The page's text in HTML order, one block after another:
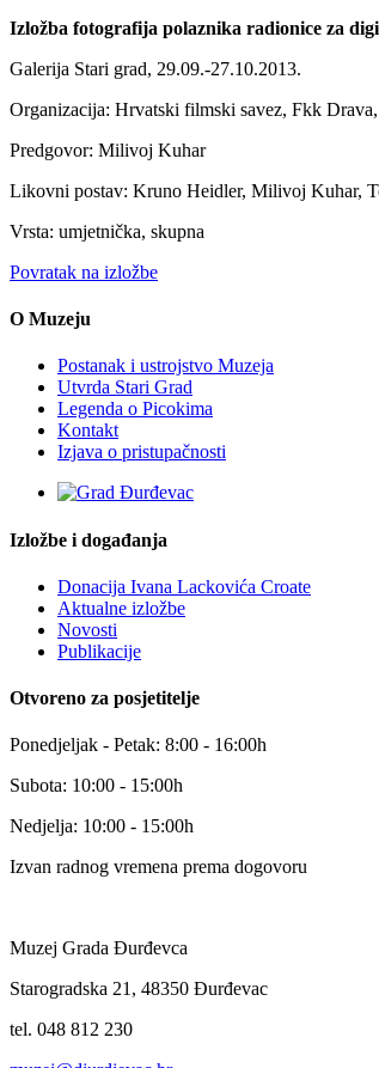
Izložba fotografija polaznika radionice za
Galerija Stari grad, 29.09.-27.10.2013.
Organizacija: Hrvatski filmski savez, Fkk
Predgovor: Milivoj Kuhar
Likovni postav: Kruno Heidler, Milivoj Kuhar,
Vrsta: umjetnička, skupna
Povratak na izložbe
O Muzeju
Postanak i ustrojstvo Muzeja
Utvrda Stari Grad
Legenda o Picokima
Kontakt
Izjava o pristupačnosti
Izložbe i događanja
Donacija Ivana Lackovića Croate
Aktualne izložbe
Novosti
Publikacije
Otvoreno za posjetitelje
Ponedjeljak - Petak: 8:00 - 16:00h
Subota: 10:00 - 15:00h
Nedjelja: 10:00 - 15:00h
Izvan radnog vremena prema dogovoru
Muzej Grada Đurđevca
Starogradska 21, 48350 Đurđevac
tel. 048 812 230